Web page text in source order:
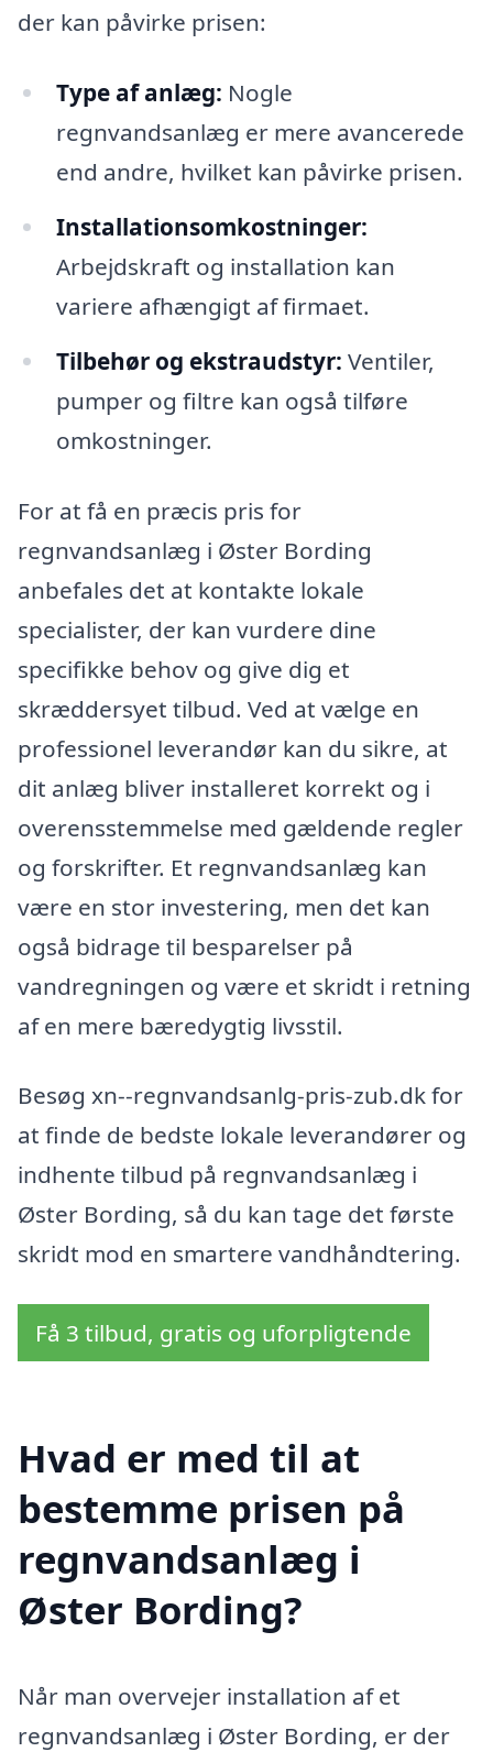
der kan påvirke prisen:
Type af anlæg: Nogle
regnvandsanlæg er mere avancerede
end andre, hvilket kan påvirke prisen.
Installationsomkostninger:
Arbejdskraft og installation kan
variere afhængigt af firmaet.
Tilbehør og ekstraudstyr: Ventiler,
pumper og filtre kan også tilføre
omkostninger.
For at få en præcis pris for
regnvandsanlæg i Øster Bording
anbefales det at kontakte lokale
specialister, der kan vurdere dine
specifikke behov og give dig et
skræddersyet tilbud. Ved at vælge en
professionel leverandør kan du sikre, at
dit anlæg bliver installeret korrekt og i
overensstemmelse med gældende regler
og forskrifter. Et regnvandsanlæg kan
være en stor investering, men det kan
også bidrage til besparelser på
vandregningen og være et skridt i retning
af en mere bæredygtig livsstil.
Besøg xn--regnvandsanlg-pris-zub.dk for
at finde de bedste lokale leverandører og
indhente tilbud på regnvandsanlæg i
Øster Bording, så du kan tage det første
skridt mod en smartere vandhåndtering.
Få 3 tilbud, gratis og uforpligtende
Hvad er med til at
bestemme prisen på
regnvandsanlæg i
Øster Bording?
Når man overvejer installation af et
regnvandsanlæg i Øster Bording, er der